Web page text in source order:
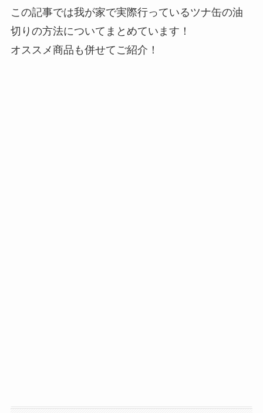
この記事では我が家で実際行っているツナ缶の油
切りの方法についてまとめています！
オススメ商品も併せてご紹介！